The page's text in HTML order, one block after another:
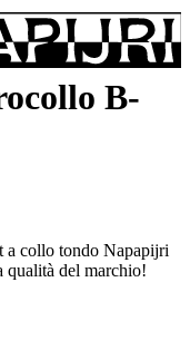
B-
a collo tondo Napapijri
qualità del marchio!